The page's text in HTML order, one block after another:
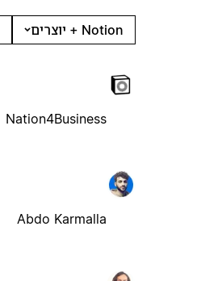
Notion + יוצרים
Nation4Business
Abdo Karmalla